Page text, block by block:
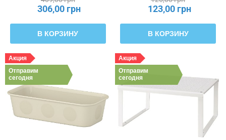
306,00 грн
В КОРЗИНУ
123,00 грн
В КОРЗИНУ
Акция
Отправим
сегодня
Акция
Отправим
сегодня